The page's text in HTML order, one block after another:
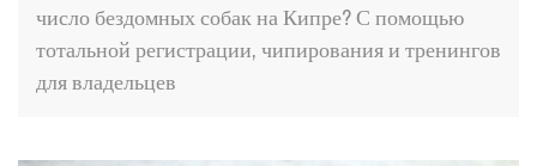
число бездомных собак на Кипре? С помощью
тотальной регистрации, чипирования и тренингов
для владельцев